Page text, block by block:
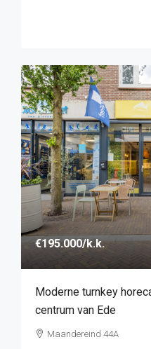
€195.000/k.k.
Moderne turnkey
centrum van Ede
Maandereind 44A